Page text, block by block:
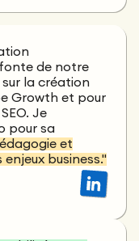
de notre
la création
Growth et pour
Je
pour sa
et
business."